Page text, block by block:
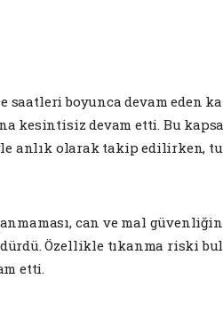
saatleri boyunca devam eden
kesintisiz devam etti. Bu
anlık olarak takip edilirken,
can ve mal
Özellikle tıkanma riski
etti.